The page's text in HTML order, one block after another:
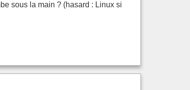
sous la main ? (hasard : Linux si